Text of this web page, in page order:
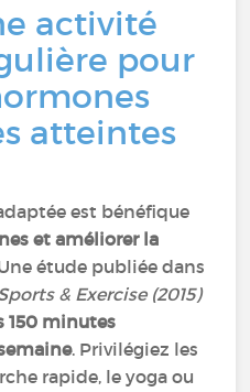
activité
pour
atteintes
est bénéfique
et améliorer la
étude publiée dans
& Exercise (2015)
150 minutes
. Privilégiez les
rapide, le yoga ou